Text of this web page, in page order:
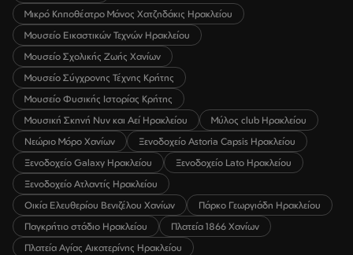
Μικρό Κηποθέατρο Μάνος Χατζηδάκις Ηρακλείου
Μουσείο Εικαστικών Τεχνών Ηρακλείου
Μουσείο Σχολικής Ζωής Χανίων
Μουσείο Σύγχρονης Τέχνης Κρήτης
Μουσείο Φυσικής Ιστορίας Κρήτης
Μουσική Σκηνή Νυν και Αεί Ηρακλείου
Μύλος club Ηρακλείου
Νεώριο Μόρο Χανίων
Ξενοδοχείο Astoria Capsis Ηρακλείου
Ξενοδοχείο Galaxy Ηρακλείου
Ξενοδοχείο Lato Ηρακλείου
Ξενοδοχείο Ατλαντίς Ηρακλείου
Οικία Ελευθερίου Βενιζέλου Χανίων
Πάρκο Γεωργιάδη Ηρακλείου
Παγκρήτιο στάδιο Ηρακλείου
Πλατεία 1866 Χανίων
Πλατεία Αγίας Αικατερίνης Ηρακλείου